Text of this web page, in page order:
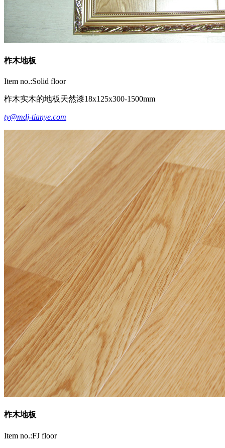
柞木地板
Item no.:Solid floor
柞木实木的地板天然漆18x125x300-1500mm
ty@mdj-tianye.com
柞木地板
Item no.:FJ floor